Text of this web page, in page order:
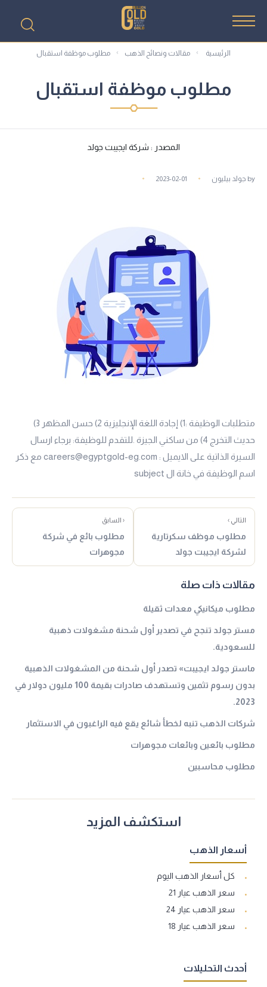
الرئيسية مقالات ونصائح الذهب مطلوب موظفة استقبال
مطلوب موظفة استقبال
المصدر : شركة ايجيبت جولد
by جولد بيليون 2023-02-01
متطلبات الوظيفة :1) إجادة اللغة الإنجليزية 2) حسن المظهر 3)
حديث التخرج 4) من ساكني الجيزة .للتقدم للوظيفة: برجاء ارسال
السيرة الذاتية على الايميل : careers@egyptgold-eg.com مع ذكر
اسم الوظيفة في خانة ال subject
التالي ›
مطلوب موظف سكرتارية
لشركة ايجيبت جولد
‹ السابق
مطلوب بائع في شركة
مجوهرات
مقالات ذات صلة
مطلوب ميكانيكي معدات ثقيلة
مستر جولد تنجح في تصدير أول شحنة مشغولات ذهبية
للسعودية.
ماستر جولد ايجيبت» تصدر أول شحنة من المشغولات الذهبية
بدون رسوم تثمين وتستهدف صادرات بقيمة 100 مليون دولار في
2023.
شركات الذهب تنبه لخطأ شائع يقع فيه الراغبون في الاستثمار
مطلوب بائعين وبائعات مجوهرات
مطلوب محاسبين
استكشف المزيد
أسعار الذهب
كل أسعار الذهب اليوم
سعر الذهب عيار 21
سعر الذهب عيار 24
سعر الذهب عيار 18
أحدث التحليلات